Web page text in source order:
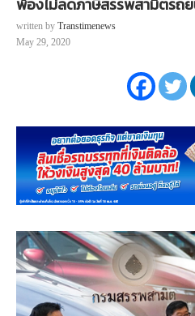
พ้องไม่ลดภาษีสรรพสามิตรถ
written by Transtimenews
May 29, 2020